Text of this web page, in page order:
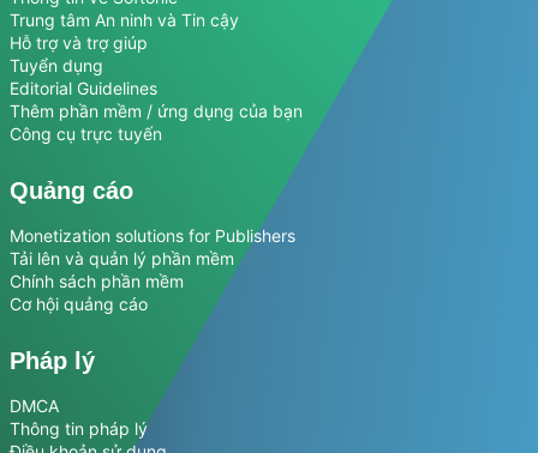
Trung tâm An ninh và Tin cậy
Hỗ trợ và trợ giúp
Tuyển dụng
Editorial Guidelines
Thêm phần mềm / ứng dụng của bạn
Công cụ trực tuyến
Quảng cáo
Monetization solutions for Publishers
Tải lên và quản lý phần mềm
Chính sách phần mềm
Cơ hội quảng cáo
Pháp lý
DMCA
Thông tin pháp lý